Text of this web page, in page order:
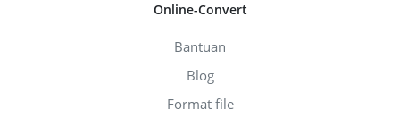
Online-Convert
Bantuan
Blog
Format file